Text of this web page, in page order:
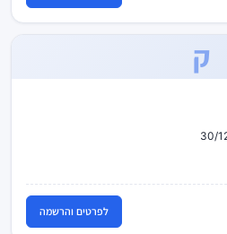
ק
לפרטים והרשמה